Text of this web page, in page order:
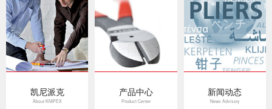
凯尼派克
About KNIPEX
产品中心
Product Center
新闻动态
News Advisory